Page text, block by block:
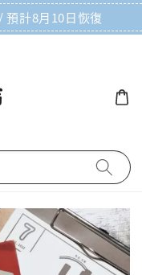
預計8月10日恢復